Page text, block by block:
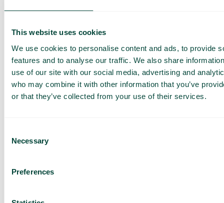
This website uses cookies
We use cookies to personalise content and ads, to provide
features and to analyse our traffic. We also share
use of our site with our social media, advertising and
who may combine it with other information that you’ve
or that they’ve collected from your use of their services.
Selection
Necessary
Preferences
Pyydä
räätälöity
esittely ja
tarjous
Palveluidemme esittely
Räätälöity tarjous sinun